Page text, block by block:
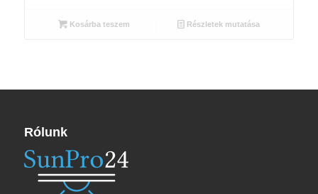
2
Kosárba teszem Részletek mutatása
Rólunk